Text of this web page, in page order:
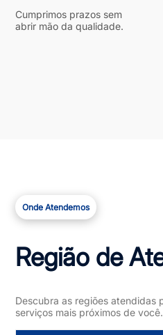
Cumprimos prazos sem
abrir mão da qualidade.
Onde Atendemos
Região de
Descubra as regiões atendidas
serviços mais próximos de você.